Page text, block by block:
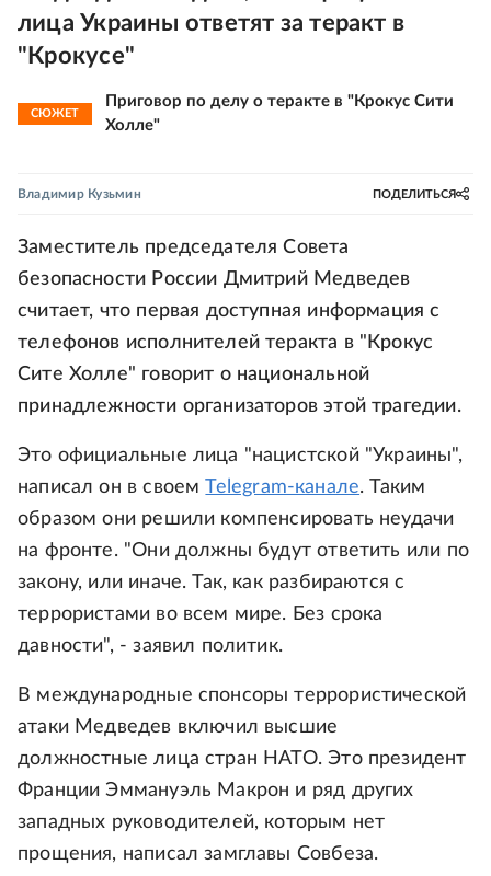
лица Украины ответят за теракт в
"Крокусе"
СЮЖЕТ
Приговор по делу о теракте в "Крокус Сити
Холле"
Владимир Кузьмин ПОДЕЛИТЬСЯ
Заместитель председателя Совета
безопасности России Дмитрий Медведев
считает, что первая доступная информация с
телефонов исполнителей теракта в "Крокус
Сите Холле" говорит о национальной
принадлежности организаторов этой трагедии.
Это официальные лица "нацистской "Украины",
написал он в своемTelegram-канале. Таким
образом они решили компенсировать неудачи
на фронте. "Они должны будут ответить или по
закону, или иначе. Так, как разбираются с
террористами во всем мире. Без срока
давности", - заявил политик.
В международные спонсоры террористической
атаки Медведев включил высшие
должностные лица стран НАТО. Это президент
Франции Эммануэль Макрон и ряд других
западных руководителей, которым нет
прощения, написал замглавы Совбеза.